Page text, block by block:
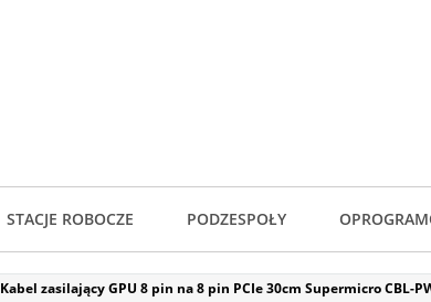
STACJE ROBOCZE PODZESPOŁY
Kabel zasilający GPU 8 pin na 8 pin PCIe 30cm Supermicro CBL-